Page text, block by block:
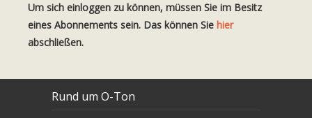
Um sich einloggen zu können, müssen Sie im Besitz
eines Abonnements sein. Das können Sie hier
abschließen.
Rund um O-Ton